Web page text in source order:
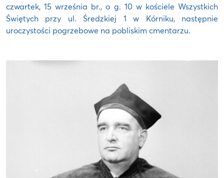
czwartek, 15 września br., o g. 10 w kościele Wszystkich
Świętych przy ul. Średzkiej 1 w Kórniku, następnie
uroczystości pogrzebowe na pobliskim cmentarzu.